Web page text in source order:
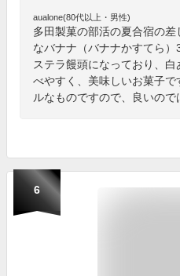
aualone(80代以上・男性)
多田製菓の部活の夏合宿の
なバナナ（バナナかすてら
ステラ饅頭になっており、
べやすく、美味しいお菓子
ルなものですので、良いので
6